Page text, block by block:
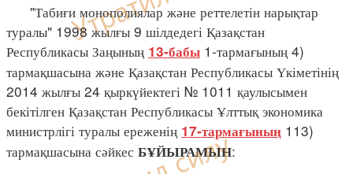
"Табиғи монополиялар және реттелетін нарықтар
туралы" 1998 жылғы 9 шілдедегі Қазақстан
Республикасы Заңының 13-бабы 1-тармағының 4)
тармақшасына және Қазақстан Республикасы Үкіметінің
2014 жылғы 24 қыркүйектегі № 1011 қаулысымен
бекітілген Қазақстан Республикасы Ұлттық экономика
министрлігі туралы ереженің 17-тармағының 113)
тармақшасына сәйкес БҰЙЫРАМЫН: